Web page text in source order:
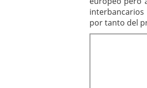
por tanto del